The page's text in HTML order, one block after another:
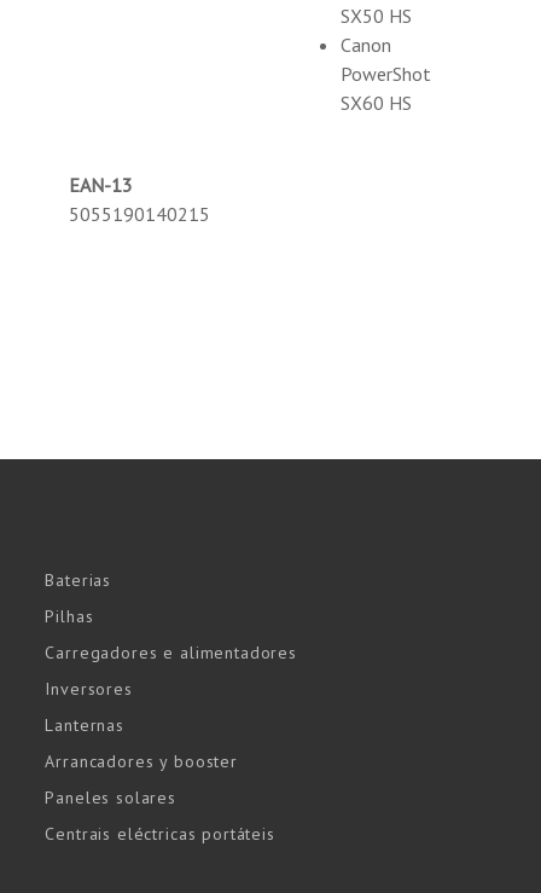
SX50 HS
Canon
PowerShot
SX60 HS
EAN-13
5055190140215
Baterias
Pilhas
Carregadores e alimentadores
Inversores
Lanternas
Arrancadores y booster
Paneles solares
Centrais eléctricas portáteis